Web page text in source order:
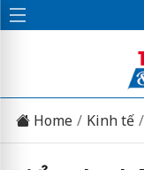
Home Kinh tế